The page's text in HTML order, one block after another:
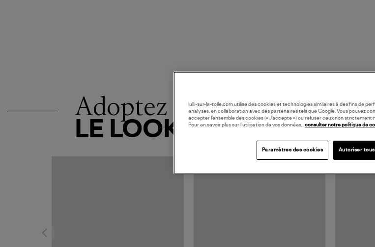
Adoptez
LE LOOK
lulli-sur-la-toile.com utilise des cookies et technologies similaires à des fins de
analyses, en collaboration avec des partenaires tels que Google. Vous pouvez
accepter l’ensemble des cookies (« J’accepte ») ou refuser ceux non
Pour en savoir plus sur l’utilisation de vos données, consulter notre politique de
Paramètres des cookies Autoriser